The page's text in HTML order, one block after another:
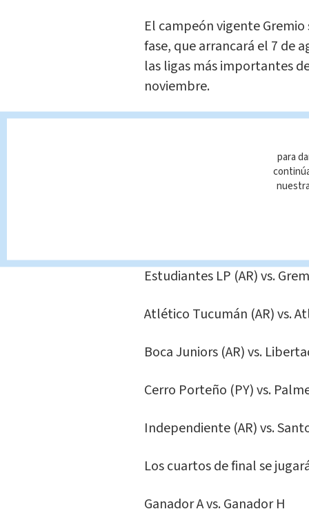
El campeón vigente
fase, que arrancará el 7 de
las ligas más importantes
noviembre.
El sorteo determinó los
Racing Club (AR) vs. River
Estudiantes LP (AR) vs.
Atlético Tucumán (AR) vs.
Boca Juniors (AR) vs.
Cerro Porteño (PY) vs.
Independiente (AR) vs.
Los cuartos de final se
Ganador A vs. Ganador H
para